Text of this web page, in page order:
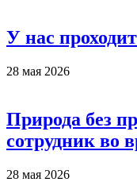
У нас
28 мая 2026
Природа без
сотрудник во
28 мая 2026